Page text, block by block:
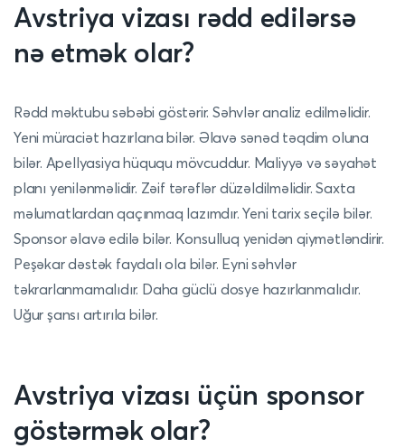
Avstriya vizası rədd edilərsə
nə etmək olar?
Rədd məktubu səbəbi göstərir. Səhvlər analiz edilməlidir.
Yeni müraciət hazırlana bilər. Əlavə sənəd təqdim oluna
bilər. Apellyasiya hüququ mövcuddur. Maliyyə və səyahət
planı yenilənməlidir. Zəif tərəflər düzəldilməlidir. Saxta
məlumatlardan qaçınmaq lazımdır. Yeni tarix seçilə bilər.
Sponsor əlavə edilə bilər. Konsulluq yenidən qiymətləndirir.
Peşəkar dəstək faydalı ola bilər. Eyni səhvlər
təkrarlanmamalıdır. Daha güclü dosye hazırlanmalıdır.
Uğur şansı artırıla bilər.
Avstriya vizası üçün sponsor
göstərmək olar?